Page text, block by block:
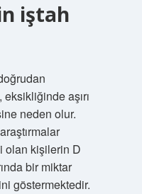
iştah
aşırı
neden olur.
olan kişilerin D
bir miktar
göstermektedir.